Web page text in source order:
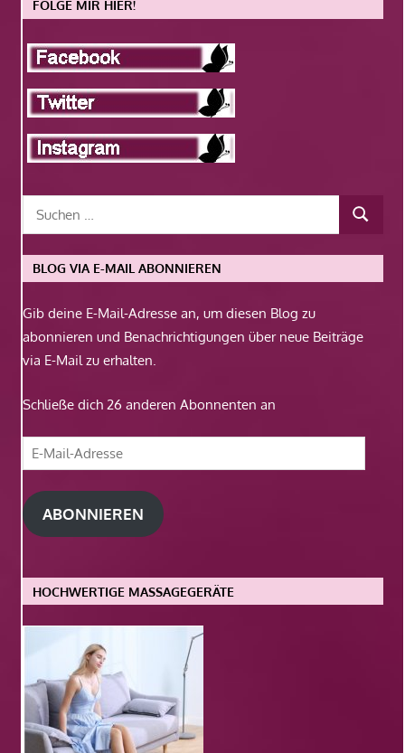
FOLGE MIR HIER!
BLOG VIA E-MAIL ABONNIEREN
Gib deine E-Mail-Adresse an, um diesen Blog zu
abonnieren und Benachrichtigungen über neue Beiträge
via E-Mail zu erhalten.
Schließe dich 26 anderen Abonnenten an
E-
Mail-
Adresse
ABONNIEREN
HOCHWERTIGE MASSAGEGERÄTE